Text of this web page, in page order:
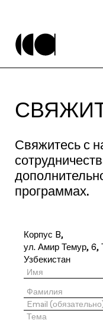
Свяжитесь с
программах.
Корпус B,
ул. Амир Темур, 6,
Узбекистан